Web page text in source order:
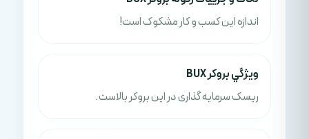
اندازه این کسب و کار مشکوک است!
ويژگي بروکر BUX
ریسک سرمایه گذاری در این بروکر بالاست.